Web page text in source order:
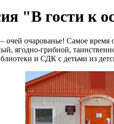
"В гости к
очарованье! Самое время
ягодно-грибной,
и СДК с детьми из